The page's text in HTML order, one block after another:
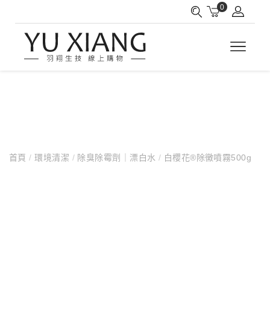
0
首頁/ 環境清潔 /除臭除霉劑｜漂白水 / 白櫻花®除黴噴霧500g